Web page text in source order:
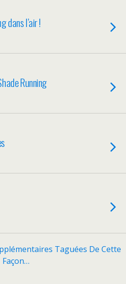
dans l’air !
Running
Taguées De Cette
Façon…